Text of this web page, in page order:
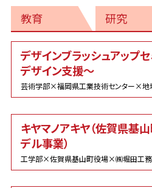
教育 研究
デザインブラッシュアップ
デザイン支援～
芸術学部×福岡県工業技術センター×地
キヤマノアキヤ（佐賀県基
デル事業）
工学部×佐賀県基山町役場×㈱堀田工